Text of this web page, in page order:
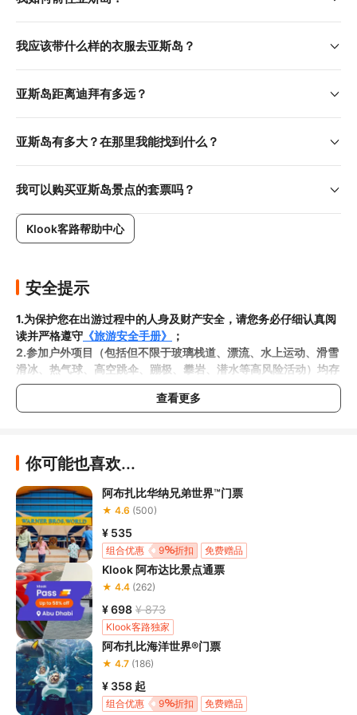
Qasr Al Watan 总统府宫殿
我应该带什么样的衣服去亚​​斯岛？
亚斯岛距离迪拜有多远？
亚斯岛有多大？在那里我能找到什么？
我可以购买亚斯岛景点的套票吗？
Klook客路帮助中心
安全提示
1.为保护您在出游过程中的人身及财产安全，请您务必仔细认真阅
读并严格遵守 《旅游安全手册》
；
2.参加户外项目（包括但不限于玻璃栈道、漂流、水上运动、滑雪
滑冰、热气球、高空跳伞、蹦极、攀岩、潜水等高风险活动）均存
在一定风险，请您在参与相应项目之前充分了解《安全防护指
，在结合自身身体真实状况、年龄等情况并充分参考当地相关
龄、准入身高及准入体重等准入要求
成行的后果由您自行承担；
4.禁止孕妇、患有高血压、心脏病等不适合刺激性游玩项目的疾病
患者及严重恐高、体质较弱的游客参加本项目，
参加本项目发生意外的，由您本人承担一切责任，因此给旅行社造
5.在项目过程中您需要全程正确穿戴安全护具，戴眼镜的游客应当
做好相应防护，避免发生意外事件。若本项目因天气恶劣或其他不
可抗力导致无法成行的，请您听从旅行社工作人员的安排参加活
动；
6.若您在项目过程中感到任何不适，请及时与项目工作人员进行沟
查看更多
你可能也喜欢...
阿布扎比华纳兄弟世界™门票
★ 4.6 (500)
¥ 535
9 折扣
组合优惠 免费赠品
Klook 阿布达比景点通票
★ 4.4 (262)
¥ 698 ¥ 873
Klook客路独家
阿布扎比海洋世界®门票
★ 4.7 (186)
¥ 358 起
9 折扣
组合优惠 免费赠品